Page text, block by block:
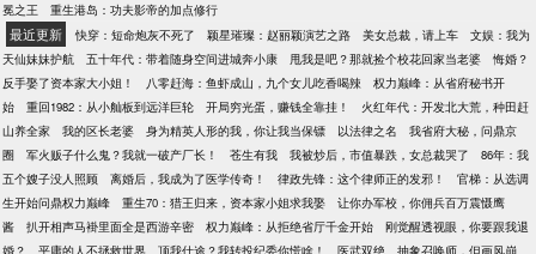
冕之王
重生港岛：功夫影帝的加点修行
最近更新 快穿：短命炮灰不死了 颖星璀璨：赵丽颖演艺之路 美女总裁，请上车
文娱：我为
天仙妹妹护航
五十年代：带着随身空间进城奔小康 甩我是吧？那就捡个校花回家当老婆
悔婚？
反手娶了资本家大小姐！
八零赶海：鱼虾成山，九个女儿吃香喝辣
权力巅峰：从省府秘书开
始
重回1982：从小舢板到远洋巨轮 开局穷光蛋，赚钱全靠挂！
火红年代：开发北大荒，种田赶
山养全家
我的区长老婆 身为精英人形的我，你让我当保镖 以法律之名
我省府大秘，问鼎京
圈
军火贩子什么鬼？我就一破产厂长！ 苍生有我 我被炒后，市值暴跌，女总裁哭了
86年：我
五个嫂子没人照顾
离婚后，我成为了医学传奇！ 律政先锋：这个律师正的发邪！
官梯：从选调
生开始问鼎权力巅峰
重生70：猎王归来，资本家小姐求我娶
让你办军校，你佣兵百万震慑鹰
酱
扒开相声马褂里面全是西游辛密 权力巅峰：从拒绝省厅千金开始
刚觉醒透视眼，你要跟我退
婚？
平庸的人不拯救世界 顶我仕途？我转投纪委你慌啥！ 医武双绝
抽象召唤师，但画风崩